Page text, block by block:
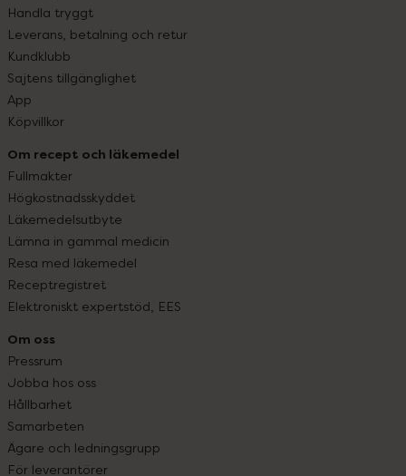
Handla tryggt
Leverans, betalning och retur
Kundklubb
Sajtens tillgänglighet
App
Köpvillkor
Om recept och läkemedel
Fullmakter
Högkostnadsskyddet
Läkemedelsutbyte
Lämna in gammal medicin
Resa med läkemedel
Receptregistret
Elektroniskt expertstöd, EES
Om oss
Pressrum
Jobba hos oss
Hållbarhet
Samarbeten
Ägare och ledningsgrupp
För leverantörer